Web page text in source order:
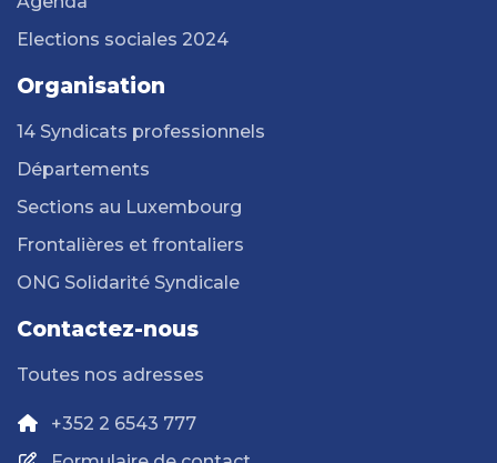
Elections sociales 2024
Organisation
14 Syndicats professionnels
Départements
Sections au Luxembourg
Frontalières et frontaliers
ONG Solidarité Syndicale
Contactez-nous
Toutes nos adresses
+352 2 6543 777